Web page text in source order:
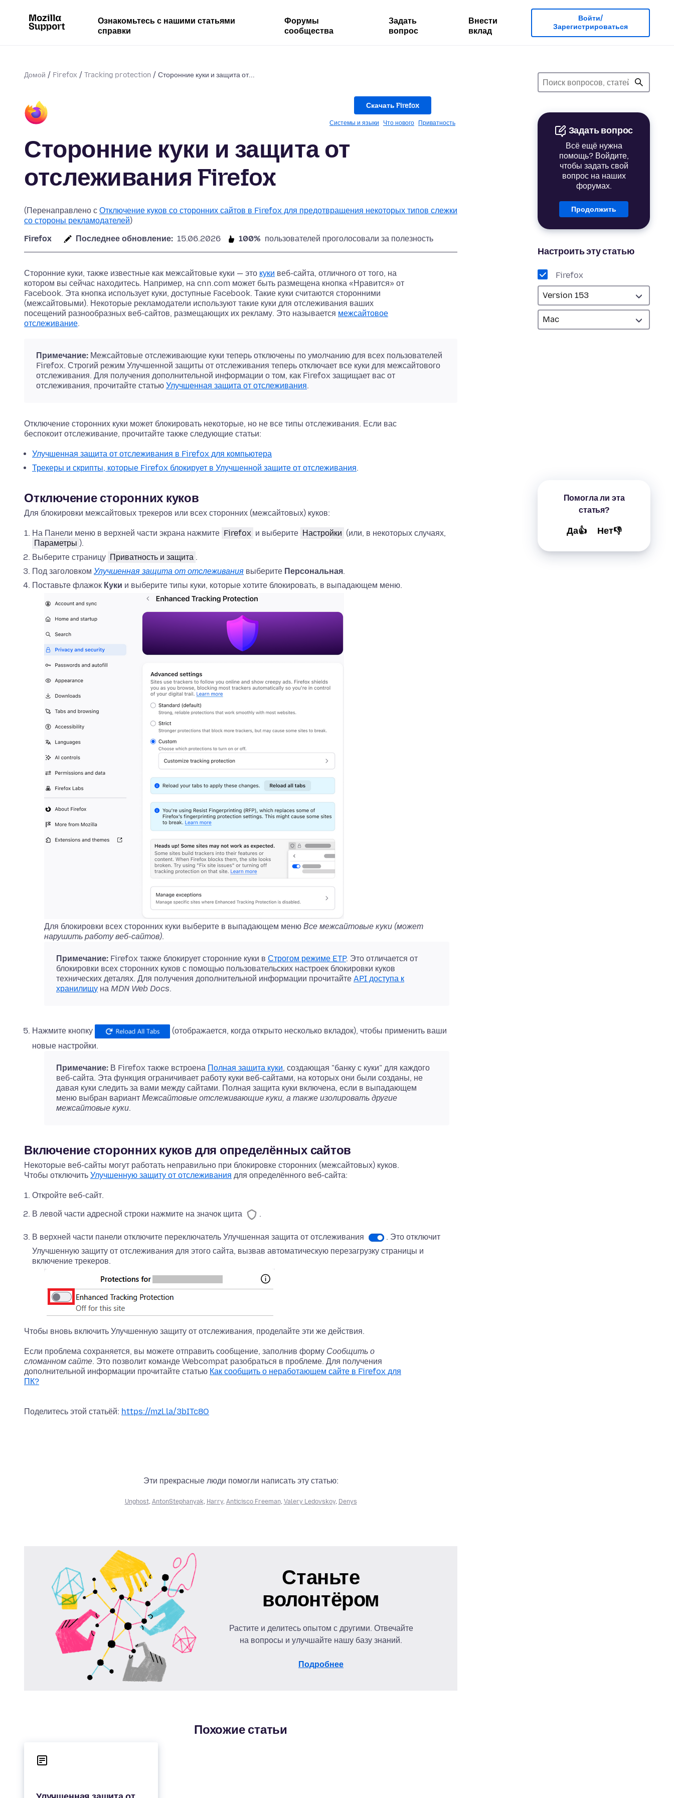
Ознакомьтесь с нашими статьями
справки
Форумы
сообщества
Задать
вопрос
Внести
вклад
Войти/
Зарегистрироваться
Домой Firefox Tracking protection Сторонние куки и защита от...
Задать вопрос
Всё ещё нужна
помощь? Войдите,
чтобы задать свой
вопрос на наших
форумах.
Продолжить
Настроить эту статью
Firefox
Помогла ли эта
статья?
Да👍 Нет👎
Скачать Firefox
Системы и языки Что нового Приватность
Сторонние куки и защита от
отслеживания Firefox
(Перенаправлено с Отключение куков со сторонних сайтов в Firefox для предотвращения некоторых типов слежки
со стороны рекламодателей)
Firefox
Последнее обновление: 15.06.2026 100% пользователей проголосовали за полезность
Сторонние куки, также известные как межсайтовые куки — это куки веб-сайта, отличного от того, на
котором вы сейчас находитесь. Например, на cnn.com может быть размещена кнопка «Нравится» от
Facebook. Эта кнопка использует куки, доступные Facebook. Такие куки считаются сторонними
(межсайтовыми). Некоторые рекламодатели используют такие куки для отслеживания ваших
посещений разнообразных веб-сайтов, размещающих их рекламу. Это называется межсайтовое
отслеживание.
Примечание: Межсайтовые отслеживающие куки теперь отключены по умолчанию для всех пользователей
Firefox. Строгий режим Улучшенной защиты от отслеживания теперь отключает все куки для межсайтового
отслеживания. Для получения дополнительной информации о том, как Firefox защищает вас от
отслеживания, прочитайте статью Улучшенная защита от отслеживания.
Отключение сторонних куки может блокировать некоторые, но не все типы отслеживания. Если вас
беспокоит отслеживание, прочитайте также следующие статьи:
Улучшенная защита от отслеживания в Firefox для компьютера
Трекеры и скрипты, которые Firefox блокирует в Улучшенной защите от отслеживания.
Отключение сторонних куков
Для блокировки межсайтовых трекеров или всех сторонних (межсайтовых) куков:
На Панели меню в верхней части экрана нажмите Firefox и выберите Настройки (или, в некоторых случаях,
Параметры ).
Выберите страницу Приватность и защита .
Под заголовком Улучшенная защита от отслеживания выберите Персональная.
Поставьте флажок Куки и выберите типы куки, которые хотите блокировать, в выпадающем меню.
Для блокировки всех сторонних куки выберите в выпадающем меню Все межсайтовые куки (может
нарушить работу веб-сайтов).
Примечание: Firefox также блокирует сторонние куки в Строгом режиме ETP. Это отличается от
блокировки всех сторонних куков с помощью пользовательских настроек блокировки куков
технических деталях. Для получения дополнительной информации прочитайте API доступа к
хранилищу на MDN Web Docs.
Нажмите кнопку
(отображается, когда открыто несколько вкладок), чтобы применить ваши
новые настройки.
Примечание: В Firefox также встроена Полная защита куки, создающая "банку с куки" для каждого
веб-сайта. Эта функция ограничивает работу куки веб-сайтами, на которых они были созданы, не
давая куки следить за вами между сайтами. Полная защита куки включена, если в выпадающем
меню выбран вариант Межсайтовые отслеживающие куки, а также изолировать другие
межсайтовые куки.
Включение сторонних куков для определённых сайтов
Некоторые веб-сайты могут работать неправильно при блокировке сторонних (межсайтовых) куков.
Чтобы отключить Улучшенную защиту от отслеживания для определённого веб-сайта:
Откройте веб-сайт.
В левой части адресной строки нажмите на значок щита
.
В верхней части панели отключите переключатель Улучшенная защита от отслеживания
. Это отключит
Улучшенную защиту от отслеживания для этого сайта, вызвав автоматическую перезагрузку страницы и
включение трекеров.
Чтобы вновь включить Улучшенную защиту от отслеживания, проделайте эти же действия.
Если проблема сохраняется, вы можете отправить сообщение, заполнив форму Сообщить о
сломанном сайте. Это позволит команде Webcompat разобраться в проблеме. Для получения
дополнительной информации прочитайте статью Как сообщить о неработающем сайте в Firefox для
ПК?
Поделитесь этой статьёй: https://mzl.la/3bITc8O
Эти прекрасные люди помогли написать эту статью:
Unghost, AntonStephanyak, Harry, Anticisco Freeman, Valery Ledovskoy, Denys
Станьте
волонтёром
Растите и делитесь опытом с другими. Отвечайте
на вопросы и улучшайте нашу базу знаний.
Подробнее
Похожие статьи